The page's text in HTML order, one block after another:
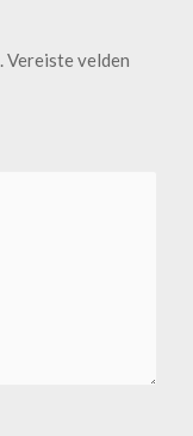
Vereiste velden